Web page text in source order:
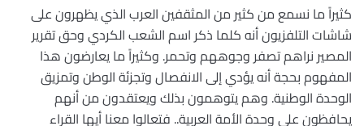
كثيراً ما نسمع من كثير من المثقفين العرب الذي يظهرون على
شاشات التلفزيون أنه كلما ذكر اسم الشعب الكردي وحق تقرير
المصير نراهم تصفر وجوههم وتحمر. وكثيراً ما يعارضون هذا
المفهوم بحجة أنه يؤدي إلى الانفصال وتجزئة الوطن وتمزيق
الوحدة الوطنية. وهم يتوهمون بذلك ويعتقدون من أنهم
يحافظون على وحدة الأمة العربية.. فتعالوا معنا أيها القراء